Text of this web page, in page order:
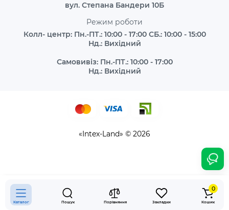
Каталог Пошук Порівняння Закладки
0
Кошик
вул. Степана Бандери 10Б
Режим роботи
Колл- центр: Пн.-ПТ.: 10:00 - 17:00 СБ.: 10:00 - 15:00
Нд.: Вихідний
Самовивіз: Пн.-ПТ.: 10:00 - 17:00
Нд.: Вихідний
«Intex-Land» © 2026